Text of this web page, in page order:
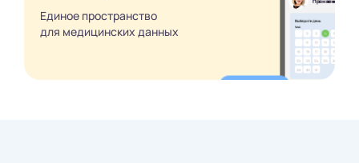
Единое пространство
для медицинских данных